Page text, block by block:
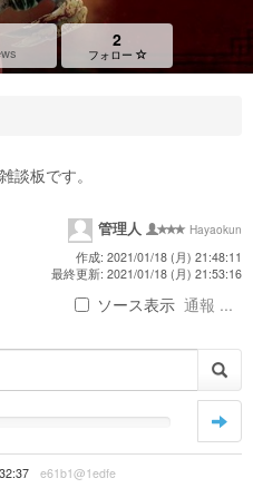
2
フォロー
談板です。
管理人
Hayaokun
作成: 2021/01/18 (月) 21:48:11
最終更新: 2021/01/18 (月) 21:53:16
ソース表示 通報 ...
e61b1@1edfe